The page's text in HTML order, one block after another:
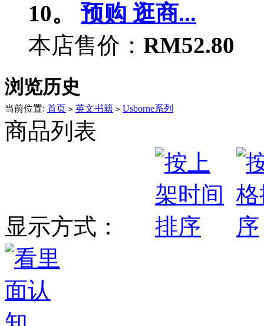
10。
预购 逛商...
本店售价： RM52.80
浏览历史
当前位置: 首页 > 英文书籍 > Usborne系列
商品列表
显示方式：